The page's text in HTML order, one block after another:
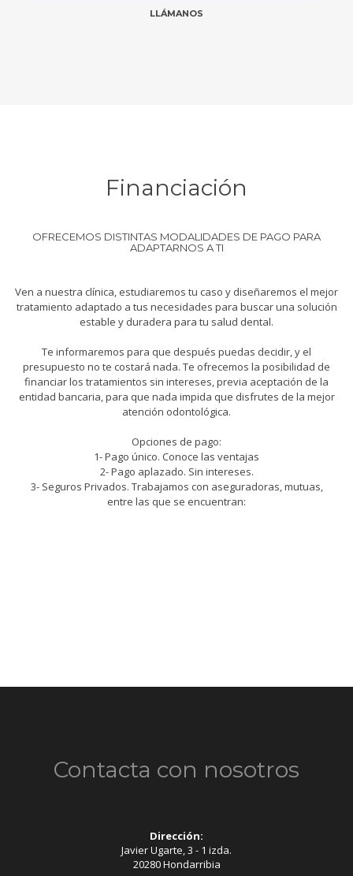
LLÁMANOS
Financiación
OFRECEMOS DISTINTAS MODALIDADES DE PAGO PARA
ADAPTARNOS A TI
Ven a nuestra clínica, estudiaremos tu caso y diseñaremos el mejor
tratamiento adaptado a tus necesidades para buscar una solución
estable y duradera para tu salud dental.
Te informaremos para que después puedas decidir, y el
presupuesto no te costará nada. Te ofrecemos la posibilidad de
financiar los tratamientos sin intereses, previa aceptación de la
entidad bancaria, para que nada impida que disfrutes de la mejor
atención odontológica.
Opciones de pago:
1- Pago único. Conoce las ventajas
2- Pago aplazado. Sin intereses.
3- Seguros Privados. Trabajamos con aseguradoras, mutuas,
entre las que se encuentran:
Contacta con nosotros
Dirección:
Javier Ugarte, 3 - 1 izda.
20280 Hondarribia